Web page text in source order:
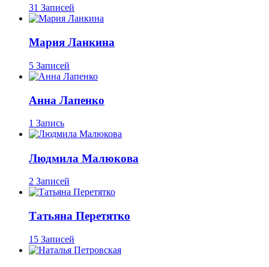
31 Записей
Мария Ланкина
5 Записей
Анна Лапенко
1 Запись
Людмила Малюкова
2 Записей
Татьяна Перетятко
15 Записей